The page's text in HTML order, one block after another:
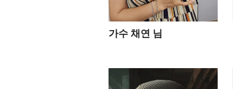
가수 채연 님